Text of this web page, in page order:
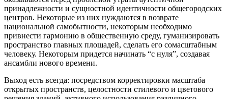
принадлежности и сущностной идентичности общегородских
центров. Некоторые из них нуждаются в возврате
национальной самобытности, некоторым необходимо
привнести гармонию в общественную среду, гуманизировать
пространство главных площадей, сделать его сомасштабным
человеку. Некоторым придется начинать “с нуля”, создавая
ансамбли нового времени.
Выход есть всегда: посредством корректировки масштаба
открытых пространств, целостности стилевого и цветового